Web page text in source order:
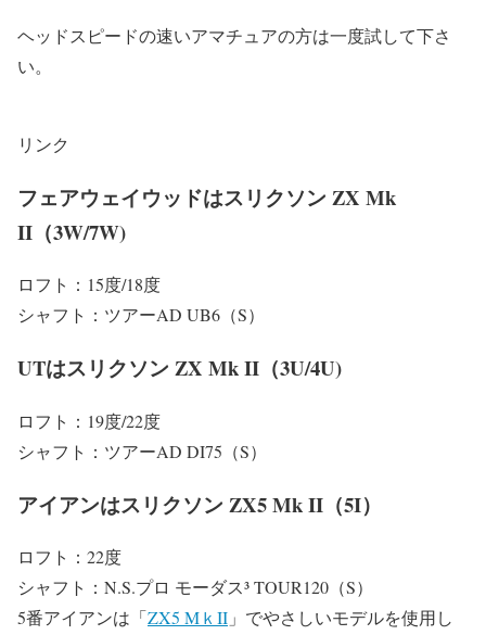
ヘッドスピードの速いアマチュアの方は一度試して下さ
い。
リンク
フェアウェイウッドはスリクソン ZX Mk
II（3W/7W)
ロフト：15度/18度
シャフト：ツアーAD UB6（S）
UTはスリクソン ZX Mk II（3U/4U)
ロフト：19度/22度
シャフト：ツアーAD DI75（S）
アイアンはスリクソン ZX5 Mk II（5I）
ロフト：22度
シャフト：N.S.プロ モーダス³ TOUR120（S）
5番アイアンは「ZX5 MｋII 」でやさしいモデルを使用し